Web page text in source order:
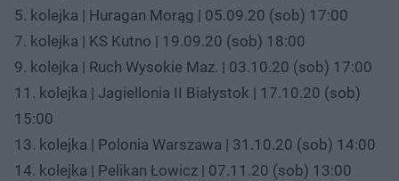
5. kolejka | Huragan Morąg | 05.09.20 (sob) 17:00
7. kolejka | KS Kutno | 19.09.20 (sob) 18:00
9. kolejka | Ruch Wysokie Maz. | 03.10.20 (sob) 17:00
11. kolejka | Jagiellonia II Białystok | 17.10.20 (sob)
15:00
13. kolejka | Polonia Warszawa | 31.10.20 (sob) 14:00
14. kolejka | Pelikan Łowicz | 07.11.20 (sob) 13:00